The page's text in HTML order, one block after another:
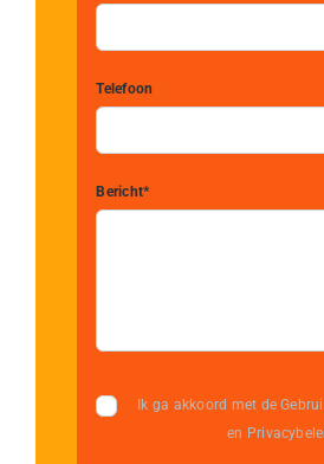
Telefoon
Bericht*
Ik ga akkoord met de
en